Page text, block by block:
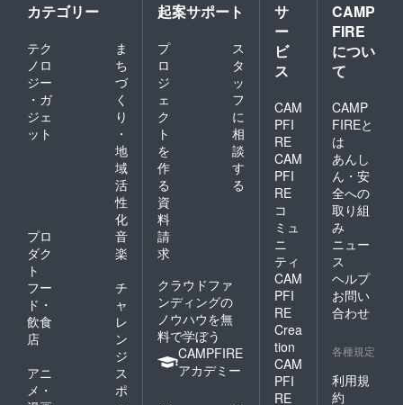
カテゴリー
テク
ノロ
ジー
・ガ
ジェ
ット
ま
ち
づ
く
り
・
地
域
活
性
化
プロ
ダク
ト
音
楽
フー
ド・
飲食
店
チ
ャ
レ
ン
ジ
アニ
メ・
ス
ポ
起案サポート
プ
ロ
ジ
ェ
ク
ト
を
作
る
ス
タ
ッ
フ
に
相
談
す
る
資
料
請
求
クラウドファ
ンディングの
ノウハウを無
料で学ぼう
CAMPFIRE
アカデミー
サ
ー
ビ
ス
CAM
PFI
RE
CAM
PFI
RE
コ
ミュ
ニ
ティ
CAM
PFI
RE
Crea
tion
CAM
PFI
RE
CAMP
FIRE
につい
て
CAMP
FIREと
は
あんし
ん・安
全への
取り組
み
ニュー
ス
ヘルプ
お問い
合わせ
各種規定
利用規
約